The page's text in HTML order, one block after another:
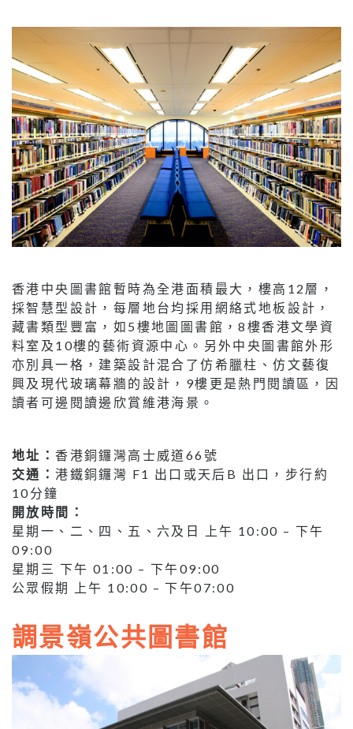
香港中央圖書館暫時為全港面積最大，樓高12層，
採智慧型設計，每層地台均採用網絡式地板設計，
藏書類型豐富，如5樓地圖圖書館，8樓香港文學資
料室及10樓的藝術資源中心。另外中央圖書館外形
亦別具一格，建築設計混合了仿希臘柱、仿文藝復
興及現代玻璃幕牆的設計，9樓更是熱門閱讀區，因
讀者可邊閱讀邊欣賞維港海景。
地址：香港銅鑼灣高士威道66號
交通：港鐵銅鑼灣 F1 出口或天后B 出口，步行約
10分鐘
開放時間：
星期一、二、四、五、六及日 上午 10:00 – 下午
09:00
星期三 下午 01:00 – 下午09:00
公眾假期 上午 10:00 – 下午07:00
調景嶺公共圖書館